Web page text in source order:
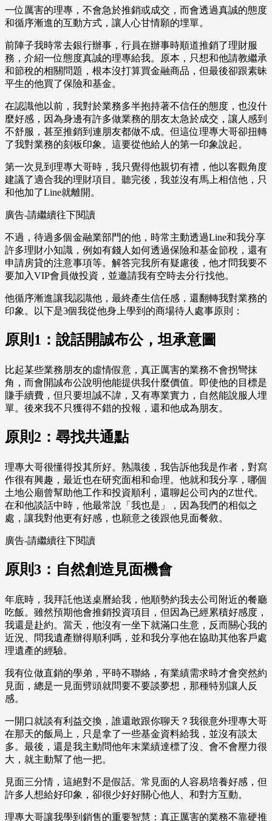
一位厲害的理專，不會急於推銷或成交，而會透過真誠的態度
和循序漸進的互動方式，讓人心甘情願的埋單。
前陣子我時常去銀行辦事，行員在辦事時順道推銷了理財服
務，介紹一位態度真誠的理專給我。原本，只想和他請教繼承
和節稅的相關問題，根本沒打算買金融商品，但最後卻跟素昧
平生的他買了保險和基金。
在認識他以前，我對於業務多半抱持著不信任的態度，也沒什
麼好感，因為身邊有許多做業務的朋友太急於成交，讓人感到
不舒服，甚至推銷到連朋友都做不成。但這位理專大哥卻扭轉
了我對業務的刻板印象。這要從他給人的第一印象說起。
第一次見到理專大哥時，我只覺得他親切有禮，他以客觀角度
建議了適合我的理財項目。聽完後，我並沒有馬上相信他，只
和他加了Line就離開。
廣告-請繼續往下閱讀
不過，待過多個金融業部門的他，時常主動透過Line和我分享
許多理財小知識，例如有錢人如何透過保險和基金節稅，還有
申請房貸的注意事項等。解答完我所有疑慮後，他才問我要不
要加入VIP會員做投資，並邀請我有空時去分行找他。
他循序漸進讓我認識他，最終產生信任感，還翻轉我對業務的
印象。以下是3個我從他身上學到的商場待人處事原則：
原則1：說話開誠布公，坦承意圖
比起某些業務朋友的虛情假意，真正厲害的業務不會拐彎抹
角，而會開誠布公說明他能提供我什麼價值。即使他的目標是
賺手續費，但只要坦誠不諱，又有專業實力，自然能說服人埋
單。後來我不只獲得不錯的投報，還和他成為朋友。
原則2：尋找共通點
理專大哥很懂得投其所好。熟識後，我告訴他我是作者，對寫
作很有興趣，最近也在研究面相和命理。他就和我分享，哪個
土地公廟曾幫助他工作和投資順利，還聊起公司內的Z世代。
在和他談話中時，他最常說「我也是」，因為我們的相似之
處，讓我對他更有好感，也願意之後跟他見面餐敘。
廣告-請繼續往下閱讀
原則3：自然創造見面機會
年底時，我拜託他送桌曆給我，他順勢約我去公司附近的餐廳
吃飯。雖然預期他會推銷投資項目，但因為已經累積好感度，
我還是赴約。當天，他沒有一坐下就滿口生意，反而關心我的
近況、問我遺產辦得順利嗎，並和我分享他在協助其他客戶處
理遺產的經驗。
我有位做直銷的學弟，平時不聯絡，有業績需求時才會突然約
見面，總是一見面劈頭就問要不要談夢想，那種特別讓人反
感。
一開口就談有利益交換，誰還敢跟你聊天？我很意外理專大哥
在那天的飯局上，只是拿了一些基金資料給我，並沒有談太
多。最後，還是我主動問他年末業績達標了沒、會不會壓力很
大，就主動幫了他一把。
見面三分情，這絕對不是假話。常見面的人容易培養好感，但
許多人想給好印象，卻很少好好關心他人、和對方互動。
理專大哥讓我學到銷售的重要智慧：真正厲害的業務不靠硬推